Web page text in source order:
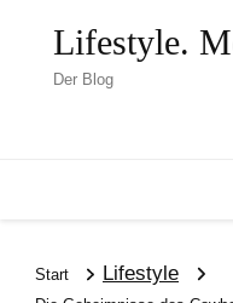
Lifestyle.
Der Blog
Start Lifestyle